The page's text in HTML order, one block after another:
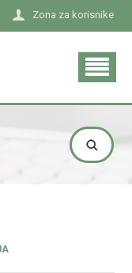
Zona za korisnike